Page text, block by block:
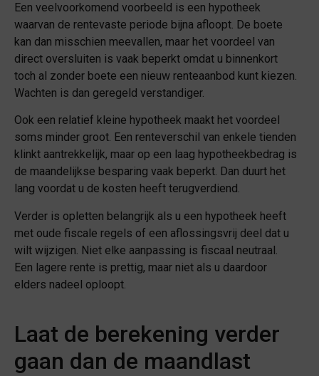
Een veelvoorkomend voorbeeld is een hypotheek
waarvan de rentevaste periode bijna afloopt. De boete
kan dan misschien meevallen, maar het voordeel van
direct oversluiten is vaak beperkt omdat u binnenkort
toch al zonder boete een nieuw renteaanbod kunt kiezen.
Wachten is dan geregeld verstandiger.
Ook een relatief kleine hypotheek maakt het voordeel
soms minder groot. Een renteverschil van enkele tienden
klinkt aantrekkelijk, maar op een laag hypotheekbedrag is
de maandelijkse besparing vaak beperkt. Dan duurt het
lang voordat u de kosten heeft terugverdiend.
Verder is opletten belangrijk als u een hypotheek heeft
met oude fiscale regels of een aflossingsvrij deel dat u
wilt wijzigen. Niet elke aanpassing is fiscaal neutraal.
Een lagere rente is prettig, maar niet als u daardoor
elders nadeel oploopt.
Laat de berekening verder
gaan dan de maandlast